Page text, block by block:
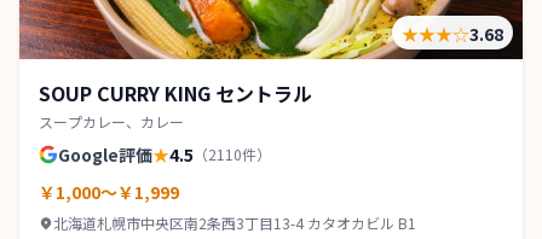
★★★☆3.68
SOUP CURRY KING セントラル
スープカレー、カレー
Google評価★4.5 （2110件）
￥1,000～￥1,999
北海道札幌市中央区南2条西3丁目13-4 カタオカビル B1